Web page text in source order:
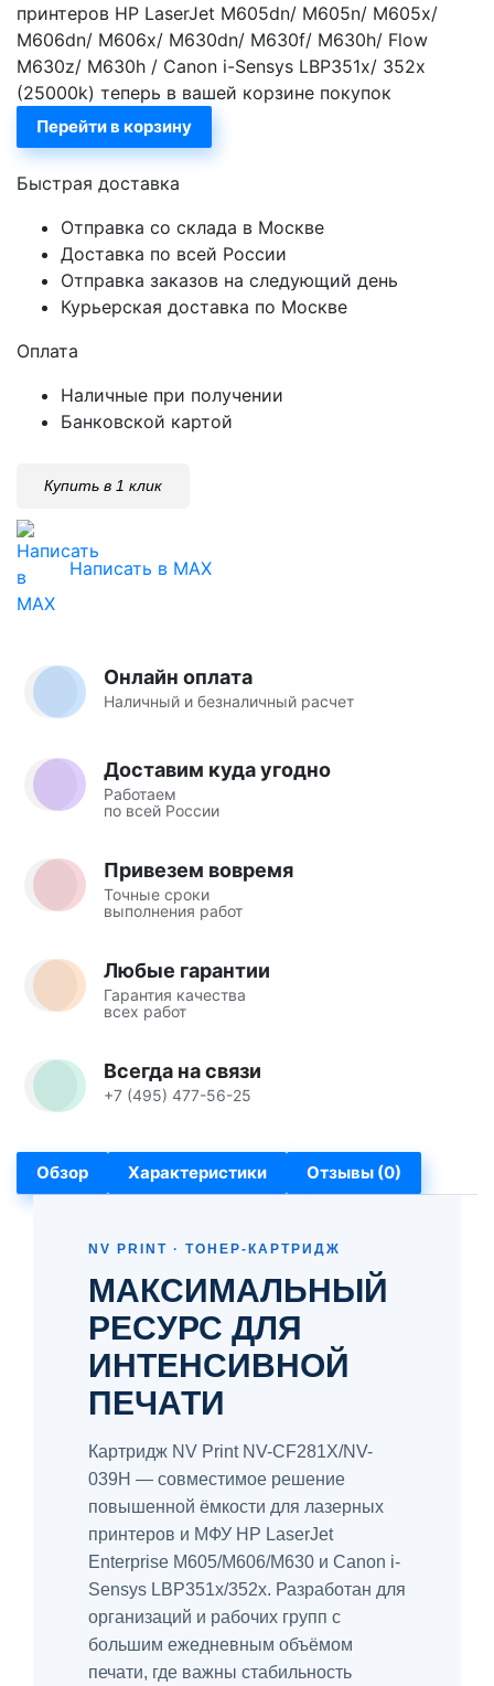
принтеров HP LaserJet M605dn/ M605n/ M605x/
M606dn/ M606x/ M630dn/ M630f/ M630h/ Flow
M630z/ M630h / Canon i-Sensys LBP351x/ 352x
(25000k) теперь в вашей корзине покупок
Перейти в корзину
Быстрая доставка
Отправка со склада в Москве
Доставка по всей России
Отправка заказов на следующий день
Курьерская доставка по Москве
Оплата
Наличные при получении
Банковской картой
Купить в 1 клик
Написать в MAX
Онлайн оплата
Наличный и безналичный расчет
Доставим куда угодно
Работаем
по всей России
Привезем вовремя
Точные сроки
выполнения работ
Любые гарантии
Гарантия качества
всех работ
Всегда на связи
+7 (495) 477-56-25
Обзор Характеристики Отзывы (0)
NV PRINT · ТОНЕР-КАРТРИДЖ
МАКСИМАЛЬНЫЙ
РЕСУРС ДЛЯ
ИНТЕНСИВНОЙ
ПЕЧАТИ
Картридж NV Print NV-CF281X/NV-
039H — совместимое решение
повышенной ёмкости для лазерных
принтеров и МФУ HP LaserJet
Enterprise M605/M606/M630 и Canon i-
Sensys LBP351x/352x. Разработан для
организаций и рабочих групп с
большим ежедневным объёмом
печати, где важны стабильность